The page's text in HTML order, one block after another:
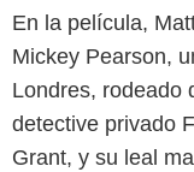
En la película,
Mickey Pearson,
Londres, rodeado
detective privado
Grant, y su leal